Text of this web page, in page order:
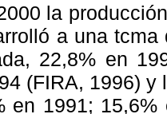
la
a una
22,8% en
(FIRA, 1996)
en 1991;